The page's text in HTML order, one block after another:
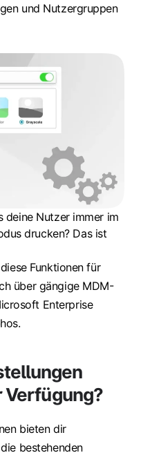
und Nutzergruppen
deine Nutzer immer im
drucken? Das ist
Funktionen für
über gängige MDM-
Enterprise
Verfügung?
bieten dir
bestehenden